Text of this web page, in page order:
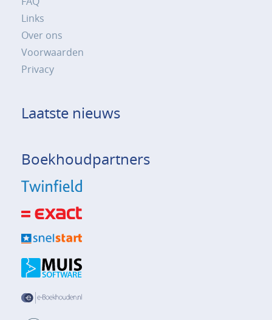
Links
Over ons
Voorwaarden
Privacy
Laatste nieuws
Boekhoudpartners